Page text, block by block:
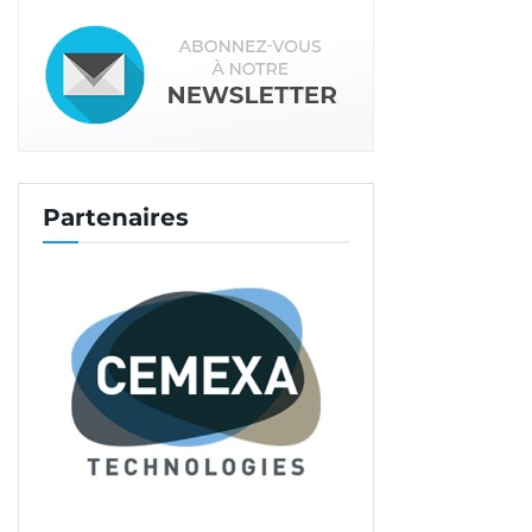
Lire aussi : Palazzo Méridia, chape fluide et bois
massif
travaillant main dans la main.
pour l’étude est celui d’une chape fluide anhydrite
un plancher en CLT, précise Roland Prin
de la chape permet de bénéficier d’une meilleure
inertie permettant une régulation réactive. Le tout
dans une épaisseur qui permet de ne pas
dégrader la hauteur du pas d’étage. »
Dans cette configuration, et selon les premiers
Partenaires